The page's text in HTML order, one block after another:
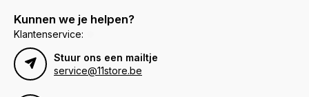
Kunnen we je helpen?
Klantenservice:
Stuur ons een mailtje
service@11store.be